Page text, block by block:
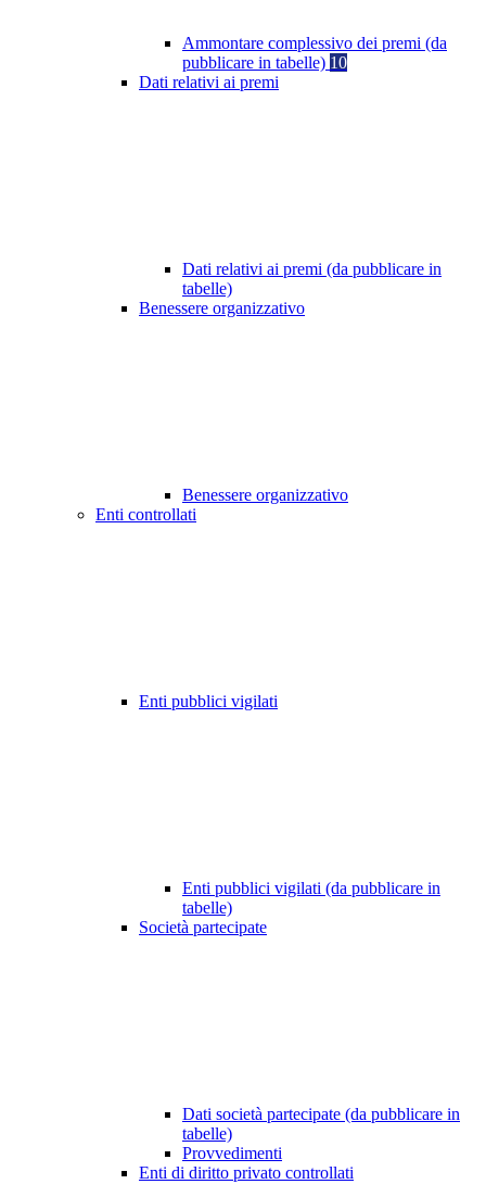
Ammontare complessivo dei premi (da
pubblicare in tabelle) 10
Dati relativi ai premi
Dati relativi ai premi (da pubblicare in
tabelle)
Benessere organizzativo
Benessere organizzativo
Enti controllati
Enti pubblici vigilati
Enti pubblici vigilati (da pubblicare in
tabelle)
Società partecipate
Dati società partecipate (da pubblicare in
tabelle)
Provvedimenti
Enti di diritto privato controllati